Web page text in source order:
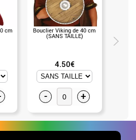
cm Bouclier Viking de 40 cm
(SANS TAILLE)
4.50€
- +